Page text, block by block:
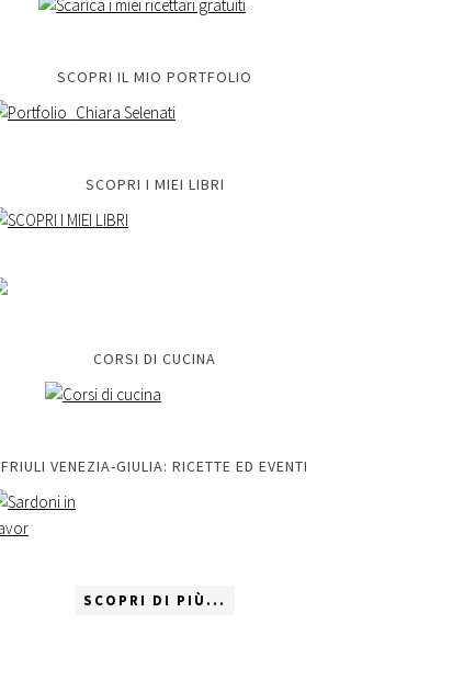
SCOPRI IL MIO PORTFOLIO
SCOPRI I MIEI LIBRI
CORSI DI CUCINA
FRIULI VENEZIA-GIULIA: RICETTE ED EVENTI
SCOPRI DI PIÙ...